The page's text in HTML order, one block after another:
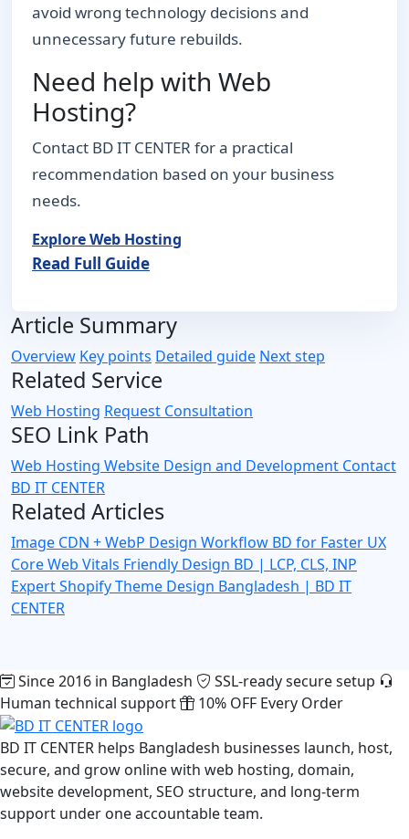
avoid wrong technology decisions and
unnecessary future rebuilds.
Need help with Web
Hosting?
Contact BD IT CENTER for a practical
recommendation based on your business
needs.
Explore Web Hosting
Read Full Guide
Article Summary
Overview Key points Detailed guide Next step
Related Service
Web Hosting Request Consultation
SEO Link Path
Web Hosting Website Design and Development Contact
BD IT CENTER
Related Articles
Image CDN + WebP Design Workflow BD for Faster UX
Core Web Vitals Friendly Design BD | LCP, CLS, INP
ExpertShopify Theme Design Bangladesh | BD IT
CENTER
Since 2016 in Bangladesh
SSL-ready secure setup
Human technical support
10% OFF Every Order
BD IT CENTER helps Bangladesh businesses launch, host,
secure, and grow online with web hosting, domain,
website development, SEO structure, and long-term
support under one accountable team.